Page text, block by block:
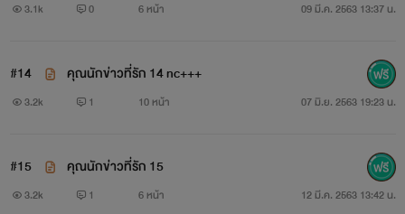
3.1k 0 6 หน้า 09 มี.ค. 2563 13:37 น.
#14 คุณนักข่าวที่รัก 14 nc+++
3.2k 1 10 หน้า 07 มิ.ย. 2563 19:23 น.
#15 คุณนักข่าวที่รัก 15
3.2k 1 6 หน้า 12 มี.ค. 2563 13:42 น.